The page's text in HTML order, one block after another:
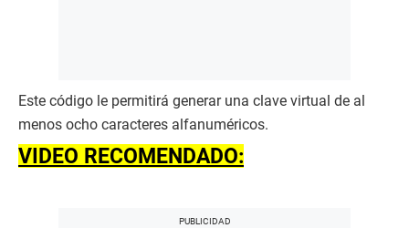
Este código le permitirá generar una clave virtual de al
menos ocho caracteres alfanuméricos.
VIDEO RECOMENDADO: